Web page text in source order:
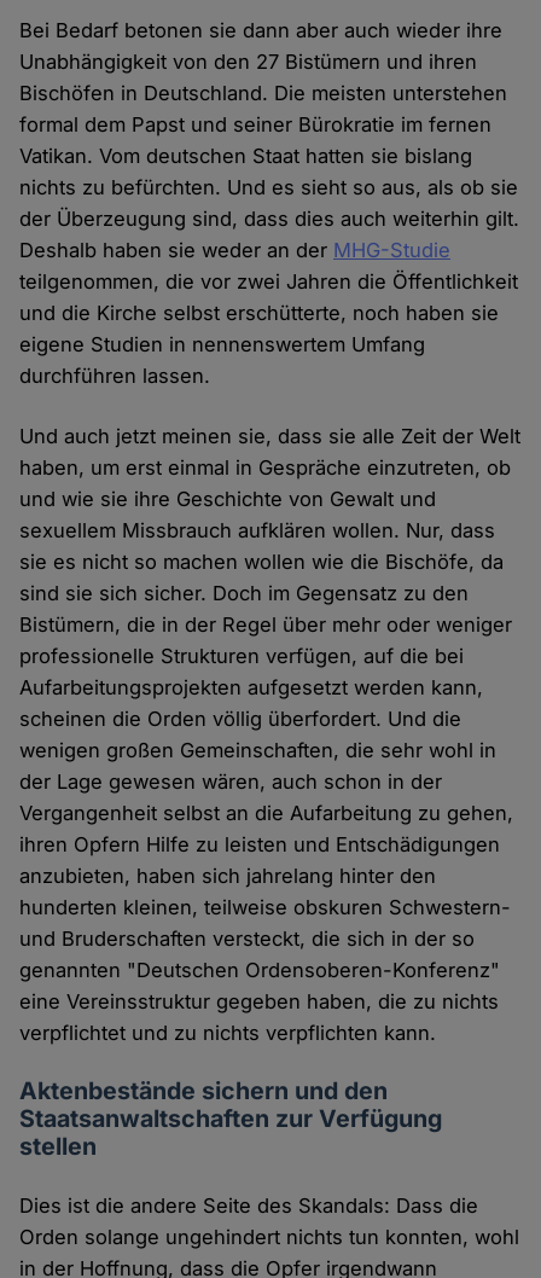
Bei Bedarf betonen sie dann aber auch wieder ihre
Unabhängigkeit von den 27 Bistümern und ihren
Bischöfen in Deutschland. Die meisten unterstehen
formal dem Papst und seiner Bürokratie im fernen
Vatikan. Vom deutschen Staat hatten sie bislang
nichts zu befürchten. Und es sieht so aus, als ob sie
der Überzeugung sind, dass dies auch weiterhin gilt.
Deshalb haben sie weder an der MHG-Studie
teilgenommen, die vor zwei Jahren die Öffentlichkeit
und die Kirche selbst erschütterte, noch haben sie
eigene Studien in nennenswertem Umfang
durchführen lassen.
Und auch jetzt meinen sie, dass sie alle Zeit der Welt
haben, um erst einmal in Gespräche einzutreten, ob
und wie sie ihre Geschichte von Gewalt und
sexuellem Missbrauch aufklären wollen. Nur, dass
sie es nicht so machen wollen wie die Bischöfe, da
sind sie sich sicher. Doch im Gegensatz zu den
Bistümern, die in der Regel über mehr oder weniger
professionelle Strukturen verfügen, auf die bei
Aufarbeitungsprojekten aufgesetzt werden kann,
scheinen die Orden völlig überfordert. Und die
wenigen großen Gemeinschaften, die sehr wohl in
der Lage gewesen wären, auch schon in der
Vergangenheit selbst an die Aufarbeitung zu gehen,
ihren Opfern Hilfe zu leisten und Entschädigungen
anzubieten, haben sich jahrelang hinter den
hunderten kleinen, teilweise obskuren Schwestern-
und Bruderschaften versteckt, die sich in der so
genannten "Deutschen Ordensoberen-Konferenz"
eine Vereinsstruktur gegeben haben, die zu nichts
verpflichtet und zu nichts verpflichten kann.
Aktenbestände sichern und den
Staatsanwaltschaften zur Verfügung
stellen
Dies ist die andere Seite des Skandals: Dass die
Orden solange ungehindert nichts tun konnten, wohl
in der Hoffnung, dass die Opfer irgendwann